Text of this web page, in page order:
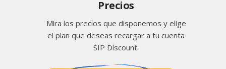
Precios
Mira los precios que disponemos y elige
el plan que deseas recargar a tu cuenta
SIP Discount.